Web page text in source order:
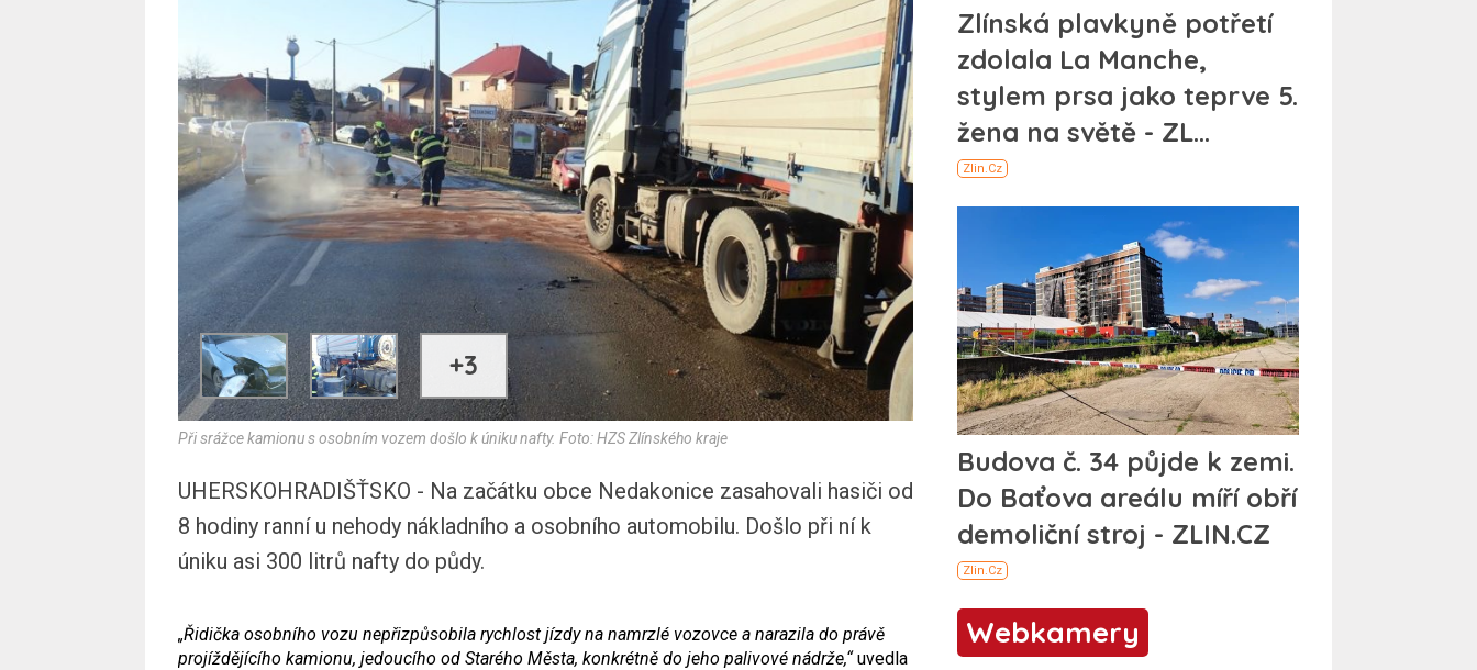
+3
Při srážce kamionu s osobním vozem došlo k úniku nafty. Foto: HZS Zlínského kraje
UHERSKOHRADIŠŤSKO - Na začátku obce Nedakonice zasahovali hasiči od
8 hodiny ranní u nehody nákladního a osobního automobilu. Došlo při ní k
úniku asi 300 litrů nafty do půdy.
„Řidička osobního vozu nepřizpůsobila rychlost jízdy na namrzlé vozovce a narazila do právě
projíždějícího kamionu, jedoucího od Starého Města, konkrétně do jeho palivové nádrže,“uvedla
Webkamery